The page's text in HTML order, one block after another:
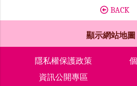
BACK
顯示網站地圖
隱私權保護政策
資訊公開專區